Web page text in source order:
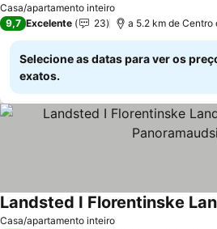
Casa/apartamento inteiro
9,7 Excelente 23 a 5.2 km de Centro
Selecione as datas para ver os
exatos.
Casa/apartamento inteiro